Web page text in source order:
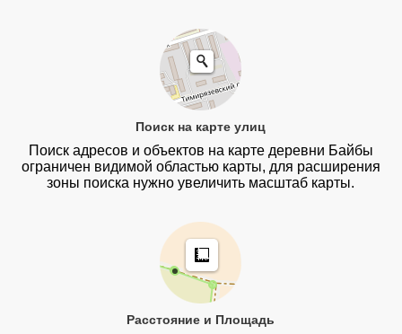
Поиск на карте улиц
Поиск адресов и объектов на карте деревни Байбы
ограничен видимой областью карты, для расширения
зоны поиска нужно увеличить масштаб карты.
Расстояние и Площадь